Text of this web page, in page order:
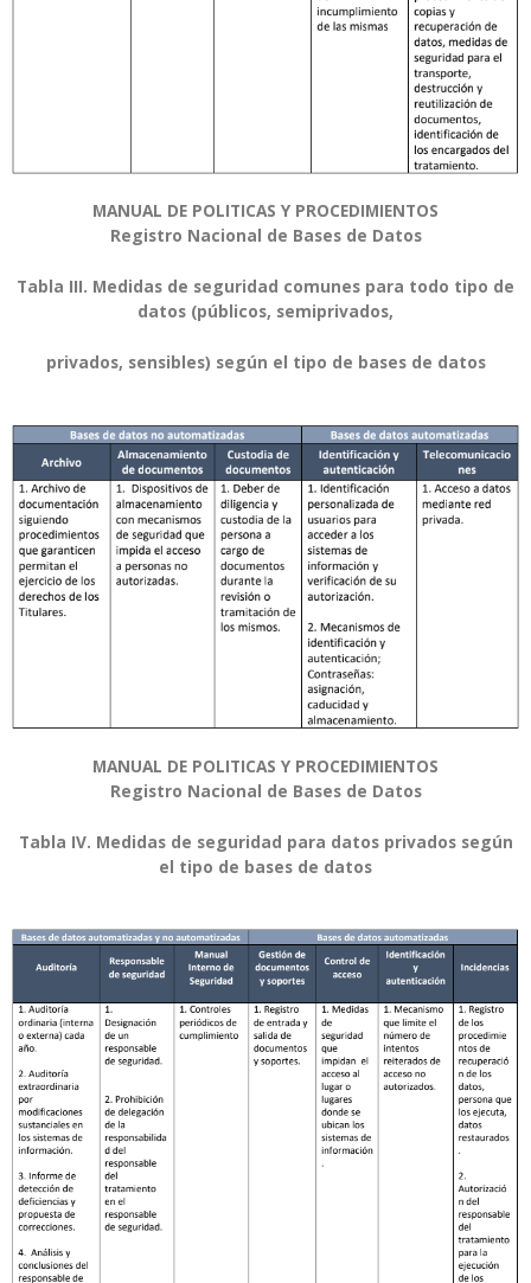
MANUAL DE POLITICAS Y PROCEDIMIENTOS
Registro Nacional de Bases de Datos
Tabla III. Medidas de seguridad comunes para todo tipo de
datos (públicos, semiprivados,
privados, sensibles) según el tipo de bases de datos
MANUAL DE POLITICAS Y PROCEDIMIENTOS
Registro Nacional de Bases de Datos
Tabla IV. Medidas de seguridad para datos privados según
el tipo de bases de datos